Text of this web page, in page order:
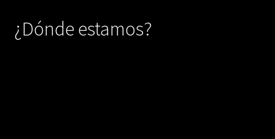
¿Dónde estamos?